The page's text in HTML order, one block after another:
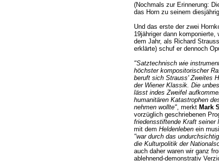
(Nochmals zur Erinnerung:
das Horn zu seinem
Und das erste der zwei
19jähriger dann komponierte,
dem Jahr, als Richard
erklärte) schuf er dennoch
"Satztechnisch wie
höchster kompositorischer
beruft sich Strauss' Zweites
der Wiener Klassik. Die
lässt indes Zweifel
humanitären Katastrophen
nehmen wollte", merkt Mark
vorzüglich geschriebenen
friedensstiftende Kraft seiner
mit dem Heldenlebenein
"war durch das
die Kulturpolitik der
auch daher waren wir ganz
ablehnend-demonstrativ